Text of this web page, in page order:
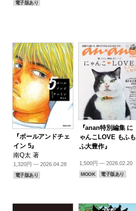
電子版あり
『ボールアンドチェ
イン 5』
南Q太 著
1,320円 — 2026.04.28
電子版あり
『anan特別編集 に
ゃんこLOVE もふも
ふ大豊作』
1,500円 — 2026.02.20
MOOK 電子版あり